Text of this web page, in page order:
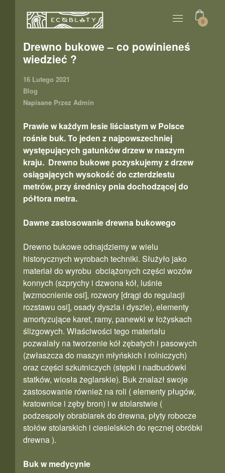
0
Drewno bukowe – co powinieneś
wiedzieć ?
16 Lutego 2021
Blog
Napisane PrzezAdmin
Prawie w każdym lesie liściastym w Polsce
rośnie buk. To jeden z najpowszechniej
występujących gatunków drzew w naszym
kraju. Drewno bukowe pozyskujemy z drzew
osiągających wysokość do czterdziestu
metrów, przy średnicy pnia dochodzącej do
półtora metra.
Dawne zastosowanie drewna bukowego
Drewno bukowe odnajdziemy w wielu
historycznych wyrobach techniki. Służyło jako
materiał do wyrobu obciążonych części wozów
konnych (szprychy i dzwona kół, luśnie
[wzmocnienie osi], rozwory [drągi do regulacji
rozstawu osi], osady dyszla i dyszle), elementy
amortyzujące karet, ramy, panewki w łożyskach
ślizgowych. Właściwości tego materiału
pozwalały na tworzenie kół zębatych i pasowych
(zwłaszcza do maszyn młyńskich i rolniczych)
oraz części szkutniczych (stępki i nadbudówki
statków, wiosła żeglarskie). Buk znalazł swoje
zastosowanie również na roli ( elementy pługów,
kratownice i zęby bron) i w stolarstwie (
podzespoły obrabiarek do drewna, płyty robocze
stołów stolarskich i ciesielskich do ręcznej obróbki
drewna ).
Buk w medycynie